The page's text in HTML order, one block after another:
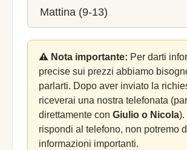
⚠️ Nota importante: Per darti
precise sui prezzi abbiamo
parlarti. Dopo aver inviato la
riceverai una nostra telefonata
direttamente con Giulio o Nicola).
rispondi al telefono, non potremo
informazioni importanti.